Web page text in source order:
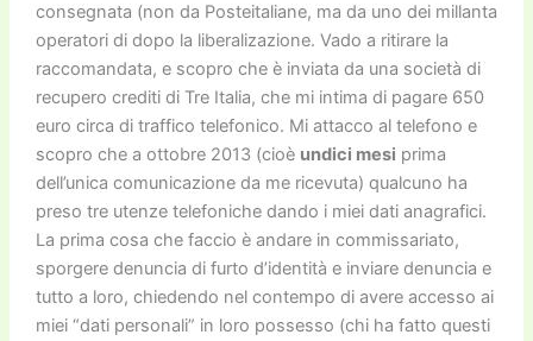
consegnata (non da Posteitaliane, ma da uno dei millanta
operatori di dopo la liberalizazione. Vado a ritirare la
raccomandata, e scopro che è inviata da una società di
recupero crediti di Tre Italia, che mi intima di pagare 650
euro circa di traffico telefonico. Mi attacco al telefono e
scopro che a ottobre 2013 (cioè undici mesi prima
dell’unica comunicazione da me ricevuta) qualcuno ha
preso tre utenze telefoniche dando i miei dati anagrafici.
La prima cosa che faccio è andare in commissariato,
sporgere denuncia di furto d’identità e inviare denuncia e
tutto a loro, chiedendo nel contempo di avere accesso ai
miei “dati personali” in loro possesso (chi ha fatto questi